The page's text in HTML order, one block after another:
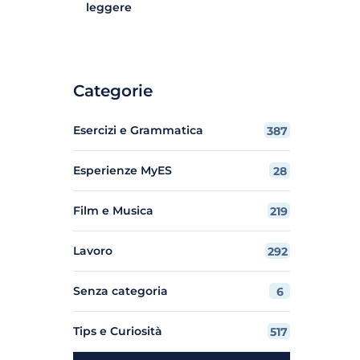
leggere
Categorie
Esercizi e Grammatica 387
Esperienze MyES 28
Film e Musica 219
Lavoro 292
Senza categoria 6
Tips e Curiosità 517